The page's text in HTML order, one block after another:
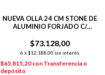
NUEVA OLLA 24 CM STONE DE
ALUMINIO FORJADO C/
INDUCCIÓN
$73.128,00
6 x $12.188,00 sin interés
$65.815,20con Transferencia o
depósito